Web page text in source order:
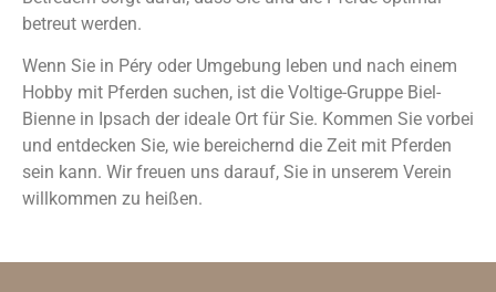
betreut werden.
Wenn Sie in Péry oder Umgebung leben und nach einem
Hobby mit Pferden suchen, ist die Voltige-Gruppe Biel-
Bienne in Ipsach der ideale Ort für Sie. Kommen Sie vorbei
und entdecken Sie, wie bereichernd die Zeit mit Pferden
sein kann. Wir freuen uns darauf, Sie in unserem Verein
willkommen zu heißen.